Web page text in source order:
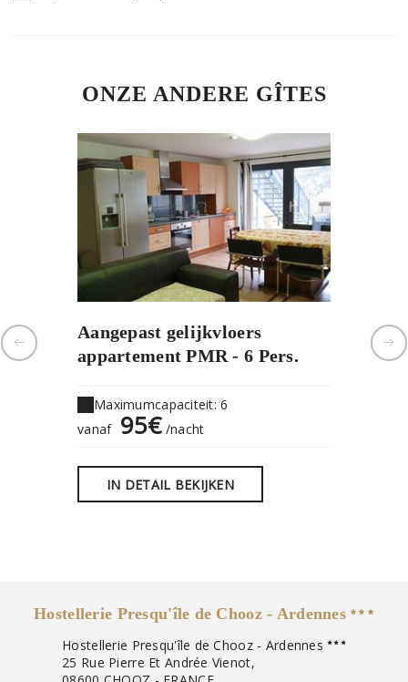
ONZE ANDERE GÎTES
Aangepast gelijkvloers
appartement PMR - 6 Pers.
Maximumcapaciteit: 6
vanaf 95€/nacht
IN DETAIL BEKIJKEN
1e
met
Hostellerie Presqu'île de Chooz - Ardennes
Hostellerie Presqu'île de Chooz - Ardennes
25 Rue Pierre Et Andrée Vienot,